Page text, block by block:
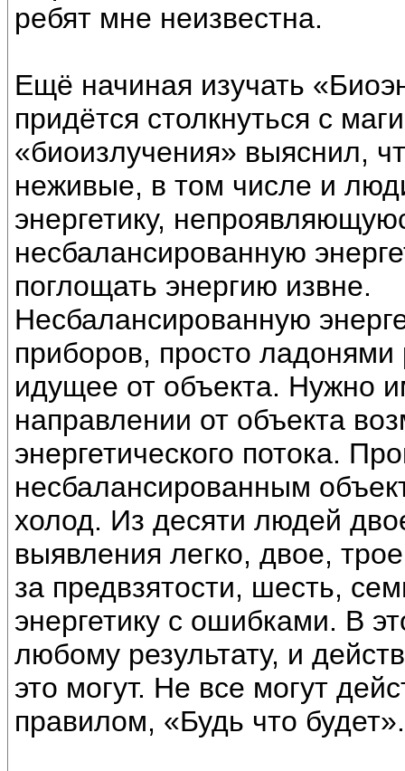
ребят мне неизвестна.
Ещё начиная изучать
придётся столкнуться с
«биоизлучения» выяснил,
неживые, в том числе и
энергетику,
несбалансированную
поглощать энергию извне.
Несбалансированную
приборов, просто
идущее от объекта. Нужно
направлении от объекта
энергетического потока.
несбалансированным
холод. Из десяти людей
выявления легко, двое,
за предвзятости, шесть,
энергетику с ошибками. В
любому результату, и
это могут. Не все могут
правилом, «Будь что будет».